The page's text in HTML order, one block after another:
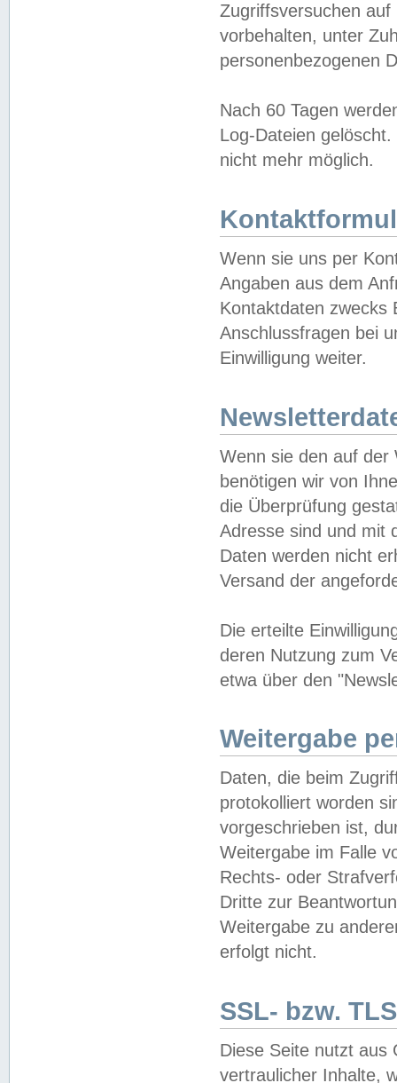
Zugriffsversuchen
vorbehalten, unter
personenbezogenen
Nach 60 Tagen
Log-Dateien
nicht mehr möglich.
Wenn sie uns per
Angaben aus dem
Kontaktdaten zwecks
Anschlussfragen bei
Einwilligung weiter.
Wenn sie den auf der
benötigen wir von
die Überprüfung
Adresse sind und mit
Daten werden nicht
Versand der
Die erteilte
deren Nutzung zum
etwa über den
Weitergabe
Daten, die beim
protokolliert worden
vorgeschrieben ist,
Weitergabe im Falle
Rechts- oder
Dritte zur
Weitergabe zu
erfolgt nicht.
SSL- bzw.
Diese Seite nutzt aus
vertraulicher Inhalte,